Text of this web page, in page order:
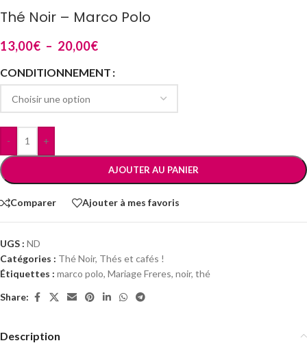
Thé Noir – Marco Polo
13,00€ – 20,00€
CONDITIONNEMENT
- +
AJOUTER AU PANIER
Comparer Ajouter à mes favoris
UGS : ND
Catégories : Thé Noir, Thés et cafés !
Étiquettes : marco polo, Mariage Freres, noir, thé
Share:
Description